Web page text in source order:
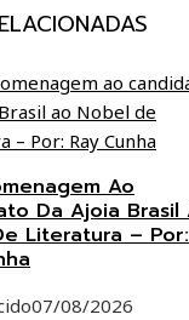
Ao
Da Ajoia Brasil
Literatura – Por:
07/08/2026